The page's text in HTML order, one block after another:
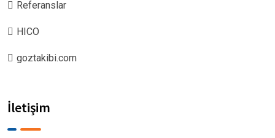
Referanslar
HICO
goztakibi.com
İletişim